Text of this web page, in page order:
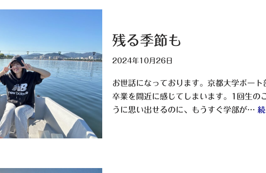
残る季節も
2024年10月26日
お世話になっております。京都大学ボー
卒業を間近に感じてしまいます。1回生の
うに思い出せるのに、もうすぐ学部が…